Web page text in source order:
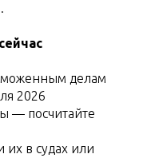
делам
2026
— посчитайте
их в судах или